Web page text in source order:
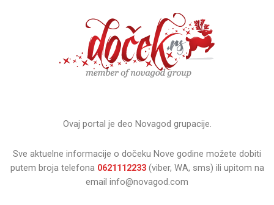
Ovaj portal je deo Novagod grupacije.
Sve aktuelne informacije o dočeku Nove godine možete dobiti
putem broja telefona 0621112233(viber, WA, sms) ili upitom na
email info@novagod.com